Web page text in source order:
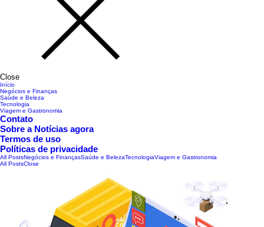
Close
Início
Negócios e Finanças
Saúde e Beleza
Tecnologia
Viagem e Gastronomia
Contato
Sobre a Notícias agora
Termos de uso
Políticas de privacidade
All PostsNegócios e FinançasSaúde e BelezaTecnologiaViagem e Gastronomia
All PostsClose